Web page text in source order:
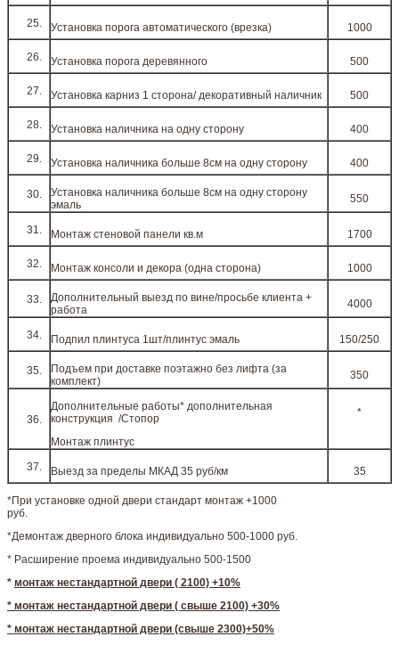
Установка порога автоматического (врезка) 1000
Установка порога деревянного 500
Установка карниз 1 сторона/ декоративный наличник 500
Установка наличника на одну сторону 400
Установка наличника больше 8см на одну сторону 400
Установка наличника больше 8см на одну сторону
эмаль
550
Монтаж стеновой панели кв.м 1700
Монтаж консоли и декора (одна сторона) 1000
Дополнительный выезд по вине/просьбе клиента +
работа
4000
Подпил плинтуса 1шт/плинтус эмаль 150/250
Подъем при доставке поэтажно без лифта (за
комплект)
350
Дополнительные работы* дополнительная
конструкция /Стопор
Монтаж плинтус
*
Выезд за пределы МКАД 35 руб/км 35
*При установке одной двери стандарт монтаж +1000
руб.
*Демонтаж дверного блока индивидуально 500-1000 руб.
* Расширение проема индивидуально 500-1500
* монтаж нестандартной двери ( 2100) +10%
* монтаж нестандартной двери ( свыше 2100) +30%
* монтаж нестандартной двери (свыше 2300)+50%